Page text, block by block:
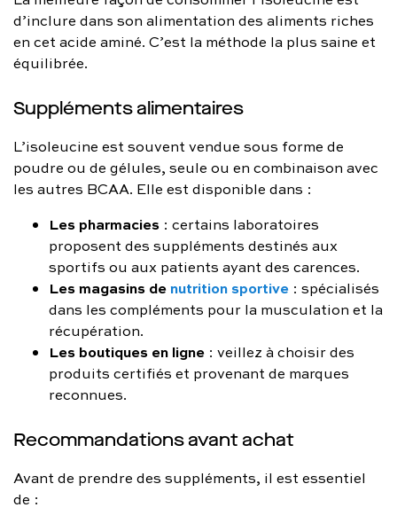
d’inclure dans son alimentation des aliments riches
en cet acide aminé. C’est la méthode la plus saine et
équilibrée.
Suppléments alimentaires
L’isoleucine est souvent vendue sous forme de
poudre ou de gélules, seule ou en combinaison avec
les autres BCAA. Elle est disponible dans :
Les pharmacies : certains laboratoires
proposent des suppléments destinés aux
sportifs ou aux patients ayant des carences.
Les magasins denutrition sportive : spécialisés
dans les compléments pour la musculation et la
récupération.
Les boutiques en ligne : veillez à choisir des
produits certifiés et provenant de marques
reconnues.
Recommandations avant achat
Avant de prendre des suppléments, il est essentiel
de :